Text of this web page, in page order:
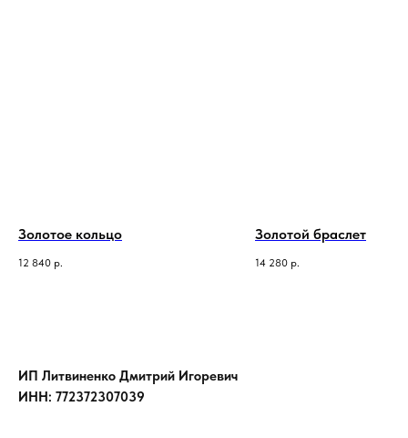
Золотое кольцо
12 840 р.
Золотой браслет
14 280 р.
ИП Литвиненко Дмитрий Игоревич
ИНН: 772372307039